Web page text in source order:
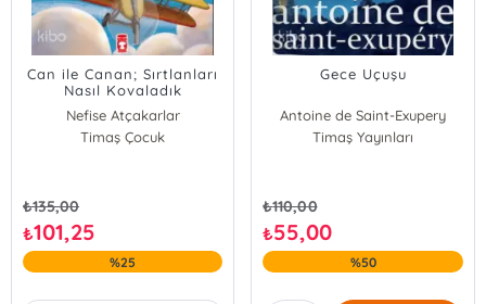
Can ile Canan; Sırtlanları
Nasıl Kovaladık
Nefise Atçakarlar
Timaş Çocuk
₺135,00
₺101,25
%25
Gece Uçuşu
Antoine de Saint-Exupery
Timaş Yayınları
₺110,00
₺55,00
%50